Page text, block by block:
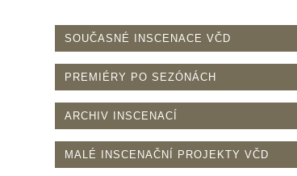
SOUČASNÉ INSCENACE VČD
PREMIÉRY PO SEZÓNÁCH
ARCHIV INSCENACÍ
MALÉ INSCENAČNÍ PROJEKTY VČD